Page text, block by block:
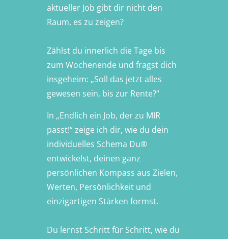
aktueller Job gibt dir nicht den
Raum, es zu zeigen?
Zählst du innerlich die Tage bis
zum Wochenende und fragst dich
insgeheim: „Soll das jetzt alles
gewesen sein, bis zur Rente?“
In „Endlich ein Job, der zu MIR
passt!“ zeige ich dir, wie du dein
individuelles Schema Du®
entwickelst, deinen ganz
persönlichen Kompass aus Zielen,
Werten, Persönlichkeit und
einzigartigen Stärken formst.
Du lernst Schritt für Schritt, wie du